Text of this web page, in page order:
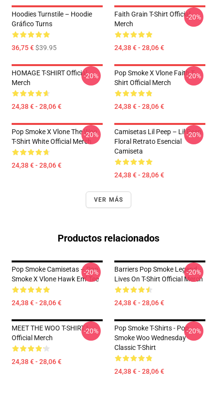
Hoodies Turnstile – Hoodie
Gráfico Turns
36,75 €$39.95
Faith Grain T-Shirt Official
Merch
24,38 € - 28,06 €
-20%
HOMAGE T-SHIRT Official
Merch
24,38 € - 28,06 €
-20%
Pop Smoke X Vlone Faith T-
Shirt Official Merch
24,38 € - 28,06 €
-20%
Pop Smoke X Vlone The Woo
T-Shirt White Official Merch
24,38 € - 28,06 €
-20%
Camisetas Lil Peep – Lil Peep
Floral Retrato Esencial
Camiseta
24,38 € - 28,06 €
-20%
VER MÁS
Productos relacionados
Pop Smoke Camisetas – Pop
Smoke X Vlone Hawk Em’ Tee
24,38 € - 28,06 €
-20%
Barriers Pop Smoke Legend
Lives On T-Shirt Official Merch
24,38 € - 28,06 €
-20%
MEET THE WOO T-SHIRT I
Official Merch
24,38 € - 28,06 €
-20%
Pop Smoke T-Shirts - Pop
Smoke Woo Wednesday
Classic T-Shirt
24,38 € - 28,06 €
-20%